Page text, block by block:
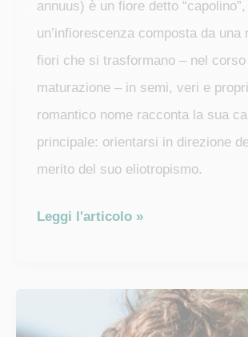
annuus) è un fiore detto “capolino”,
un’infiorescenza composta da una
fiori che si trasformano – nel corso
maturazione – in semi, veri e
romantico nome racconta la sua
principale: orientarsi in direzione
merito del suo eliotropismo.
Il
Leggi l'articolo »